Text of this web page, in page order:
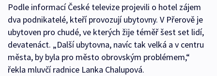
Podle informací České televize projevili o hotel zájem
dva podnikatelé, kteří provozují ubytovny. V Přerově je
ubytoven pro chudé, ve kterých žije téměř šest set lidí,
devatenáct. „Další ubytovna, navíc tak velká a v centru
města, by byla pro město obrovským problémem,“
řekla mluvčí radnice Lanka Chalupová.